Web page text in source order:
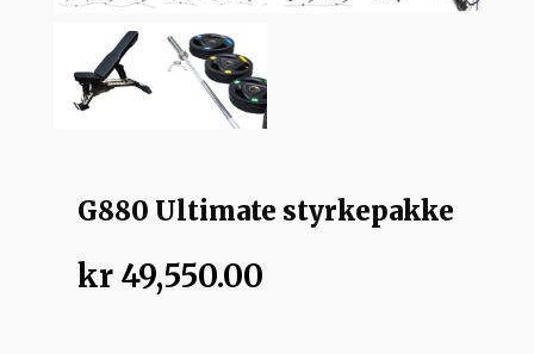
G880 Ultimate styrkepakke
kr49,550.00